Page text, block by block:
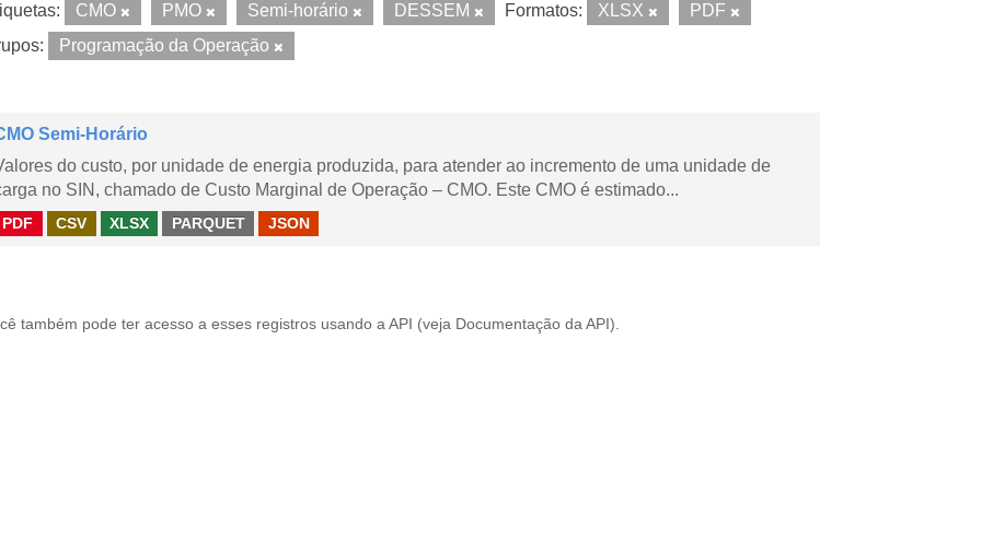
CMO PMO Semi-horário DESSEM Formatos: XLSX
PDF
Programação da Operação
Semi-Horário
do custo, por unidade de energia produzida, para atender ao incremento de uma unidade de
no SIN, chamado de Custo Marginal de Operação – CMO. Este CMO é estimado...
PDF CSV XLSX PARQUET JSON
também pode ter acesso a esses registros usando a API (veja Documentação da API ).